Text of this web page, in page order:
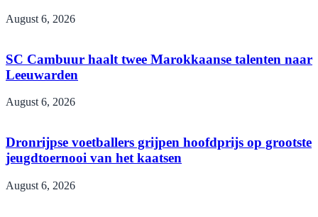
August 6, 2026
SC Cambuur haalt twee Marokkaanse talenten naar
Leeuwarden
August 6, 2026
Dronrijpse voetballers grijpen hoofdprijs op grootste
jeugdtoernooi van het kaatsen
August 6, 2026